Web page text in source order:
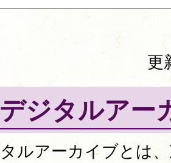
更
ジタルアー
ルアーカイブとは